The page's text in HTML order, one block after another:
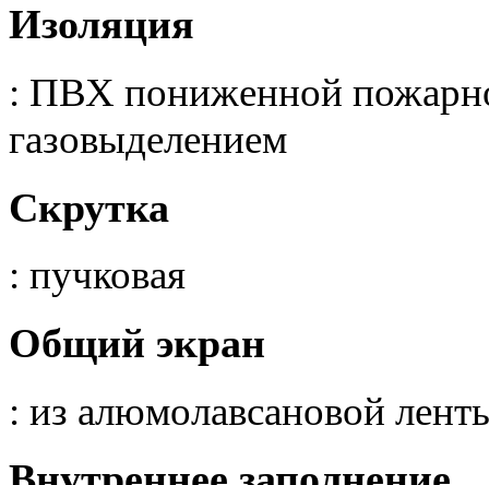
Изоляция
: ПВХ пониженной
газовыделением
Скрутка
: пучковая
Общий экран
: из алюмолавсановой